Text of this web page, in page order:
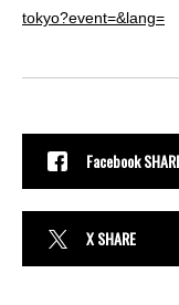
tokyo?event=&lang=
Facebook
X SHARE